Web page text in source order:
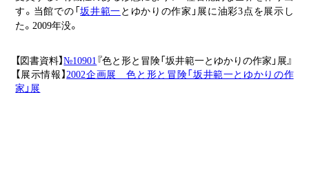
す。当館での「坂井範一とゆかりの作家」展に油彩3点を展示し
た。2009年没。
【図書資料】№10901『色と形と冒険「坂井範一とゆかりの作家」展』
【展示情報】2002企画展 色と形と冒険「坂井範一とゆかりの作
家」展